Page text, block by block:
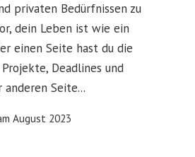
privaten Bedürfnissen zu
dein Leben ist wie ein
einen Seite hast du die
Deadlines und
anderen Seite...
August 2023